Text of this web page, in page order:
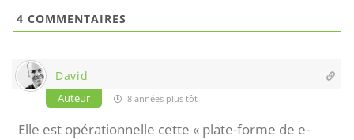
4 COMMENTAIRES
David
Auteur 8 années plus tôt
Elle est opérationnelle cette « plate-forme de e-